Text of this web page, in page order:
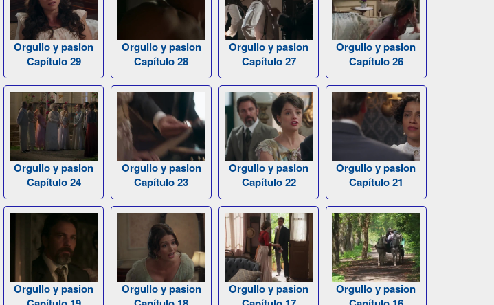
Orgullo y pasion
Capítulo 29
Orgullo y pasion
Capítulo 28
Orgullo y pasion
Capítulo 27
Orgullo y pasion
Capítulo 26
Orgullo y pasion
Capítulo 24
Orgullo y pasion
Capítulo 23
Orgullo y pasion
Capítulo 22
Orgullo y pasion
Capítulo 21
Orgullo y pasion
Orgullo y pasion
Orgullo y pasion
Orgullo y pasion